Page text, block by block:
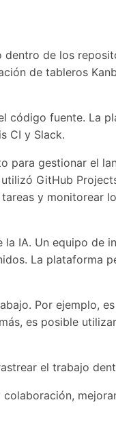
de los
de tableros
código fuente. La
CI y Slack.
gestionar el
GitHub
y monitorear
IA. Un equipo de
La plataforma
Por ejemplo,
es posible
el trabajo